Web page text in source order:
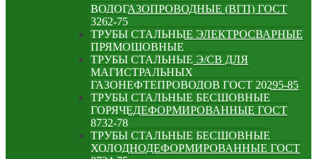
ВОДОГАЗОПРОВОДНЫЕ (ВГП) ГОСТ
3262-75
ТРУБЫ СТАЛЬНЫЕ ЭЛЕКТРОСВАРНЫЕ
ПРЯМОШОВНЫЕ
ТРУБЫ СТАЛЬНЫЕ Э/СВ ДЛЯ
МАГИСТРАЛЬНЫХ
ГАЗОНЕФТЕПРОВОДОВ ГОСТ 20295-85
ТРУБЫ СТАЛЬНЫЕ БЕСШОВНЫЕ
ГОРЯЧЕДЕФОРМИРОВАННЫЕ ГОСТ
8732-78
ТРУБЫ СТАЛЬНЫЕ БЕСШОВНЫЕ
ХОЛОДНОДЕФОРМИРОВАННЫЕ ГОСТ